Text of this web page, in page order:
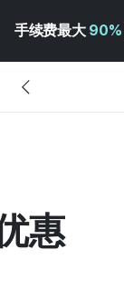
手续费最大 90%
惠